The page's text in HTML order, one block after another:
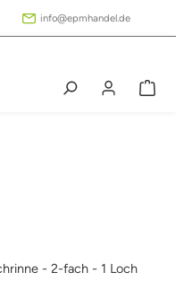
info@epmhandel.de